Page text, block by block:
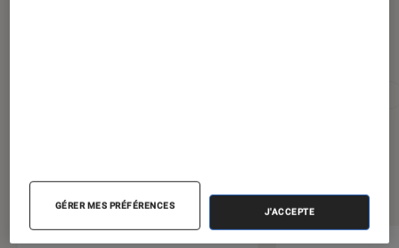
Sélection de produits
GÉRER MES PRÉFÉRENCES
J'ACCEPTE